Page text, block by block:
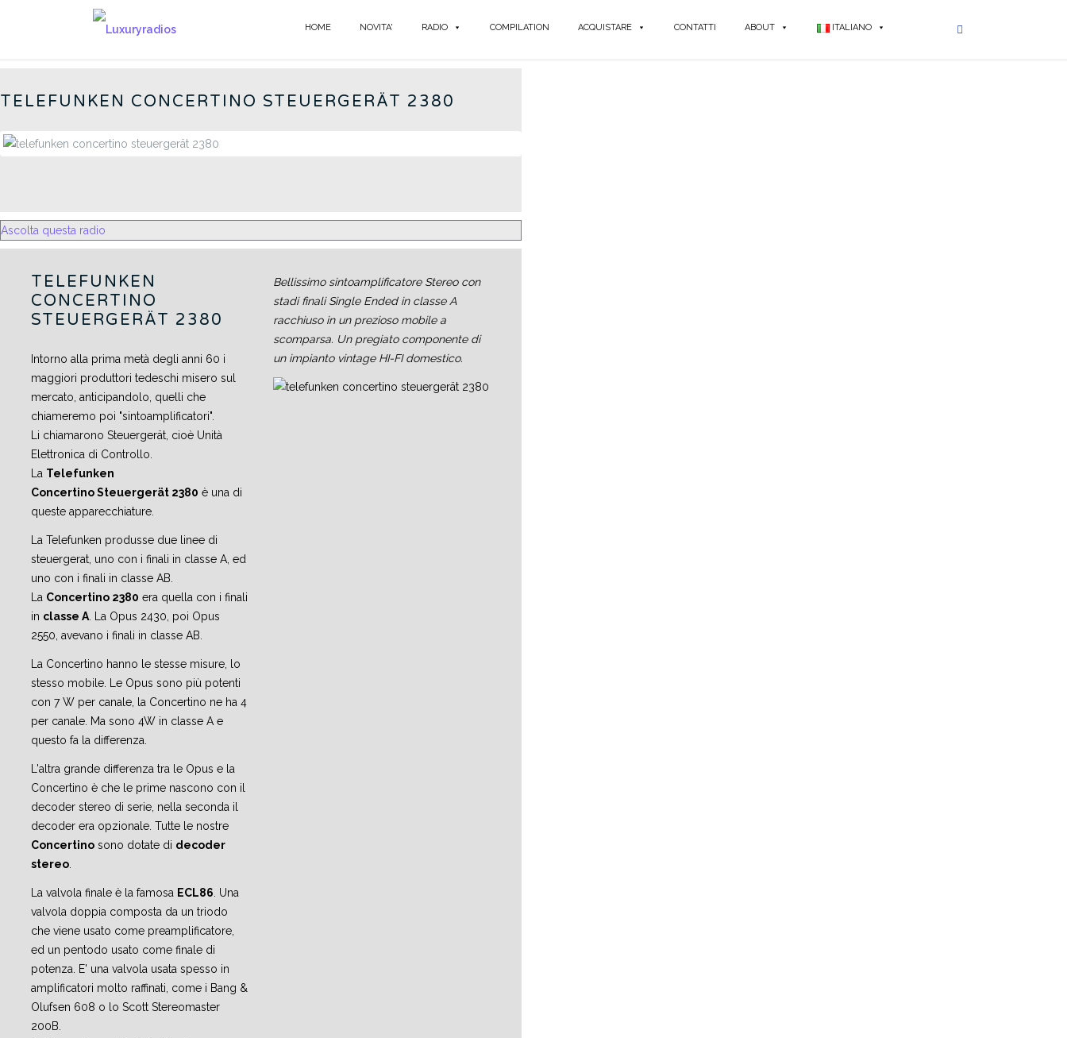
HOME NOVITA' RADIO COMPILATION ACQUISTARE CONTATTI ABOUT ITALIANO
GERMAN RADIOS - IT
TELEFUNKEN CONCERTINO STEUERGERÄT 2380
Ascolta questa radio
TELEFUNKEN
CONCERTINO
STEUERGERÄT 2380
Intorno alla prima metà degli anni 60 i
maggiori produttori tedeschi misero sul
mercato, anticipandolo, quelli che
chiameremo poi "sintoamplificatori".
Li chiamarono Steuergerät, cioè Unità
Elettronica di Controllo.
La Telefunken
Concertino Steuergerät 2380 è una di
queste apparecchiature.
La Telefunken produsse due linee di
steuergerat, uno con i finali in classe A, ed
uno con i finali in classe AB.
La Concertino 2380 era quella con i finali
in classe A . La Opus 2430, poi Opus
2550, avevano i finali in classe AB.
La Concertino hanno le stesse misure, lo
stesso mobile. Le Opus sono più potenti
con 7 W per canale, la Concertino ne ha 4
per canale. Ma sono 4W in classe A e
questo fa la differenza.
L'altra grande differenza tra le Opus e la
Concertino è che le prime nascono con il
decoder stereo di serie, nella seconda il
decoder era opzionale. Tutte le nostre
Concertino sono dotate di decoder
stereo
La valvola finale è la famosa ECL86 . Una
valvola doppia composta da un triodo
che viene usato come preamplificatore,
ed un pentodo usato come finale di
potenza. E' una valvola usata spesso in
amplificatori molto raffinati, come i Bang &
Olufsen 608 o lo Scott Stereomaster
200B.
Bellissimo sintoamplificatore Stereo con
stadi finali Single Ended in classe A
racchiuso in un prezioso mobile a
scomparsa. Un pregiato componente di
un impianto vintage HI-FI domestico.